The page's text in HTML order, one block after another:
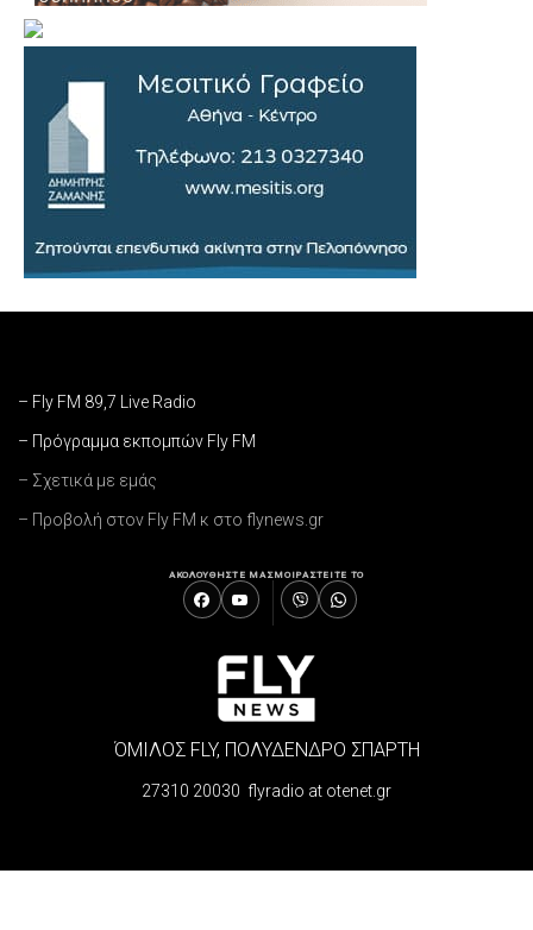
– Fly FM 89,7 Live Radio
– Πρόγραμμα εκπομπών Fly FM
– Σχετικά με εμάς
– Προβολή στον Fly FM κ στο flynews.gr
ΑΚΟΛΟΥΘΗΣΤΕ ΜΑΣΜΟΙΡΑΣΤΕΙΤΕ ΤΟ
ΌΜΙΛΟΣ FLY, ΠΟΛΥΔΕΝΔΡΟ ΣΠΑΡΤΗ
27310 20030 flyradio at otenet.gr